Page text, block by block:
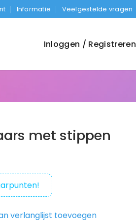
Informatie Veelgestelde vragen
Inloggen / Registreren
met stippen
verlanglijst toevoegen